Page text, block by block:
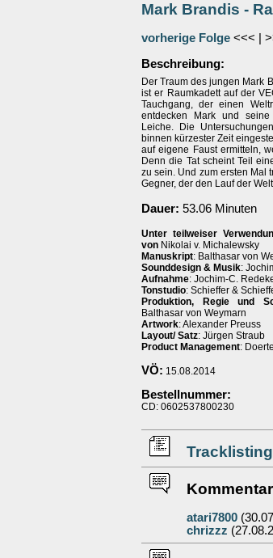
Mark Brandis -
vorherige Folge <<< |
Beschreibung:
Der Traum des jungen Mark
ist er Raumkadett auf der
Tauchgang, der einen
entdecken Mark und
Leiche. Die
binnen kürzester Zeit
auf eigene Faust ermitteln,
Denn die Tat scheint Teil
zu sein. Und zum ersten Mal
Gegner, der den Lauf der
Dauer: 53.06 Minuten
Unter teilweiser
von Nikolai v. Michalewsky
Manuskript: Balthasar von
Sounddesign & Musik:
Aufnahme: Jochim-C.
Tonstudio: Schieffer &
Produktion, Regie und
Balthasar von Weymarn
Artwork: Alexander Preuss
Layout/ Satz: Jürgen Straub
Product Management:
VÖ: 15.08.2014
Bestellnummer:
CD: 0602537800230
atari7800
chrizzz